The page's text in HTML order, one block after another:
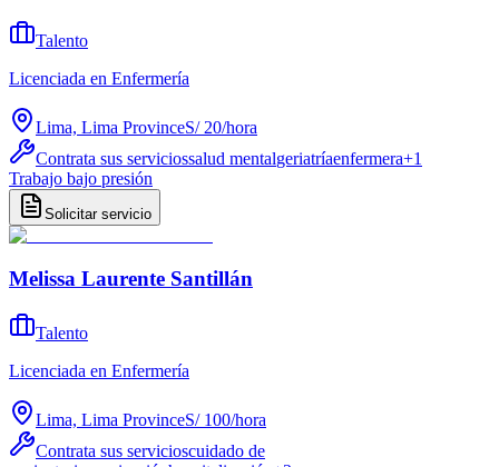
Talento
Licenciada en Enfermería
Lima, Lima ProvinceS/ 20/hora
Contrata sus serviciossalud mentalgeriatríaenfermera+1
Trabajo bajo presión
Solicitar servicio
Melissa Laurente Santillán
Talento
Licenciada en Enfermería
Lima, Lima ProvinceS/ 100/hora
Contrata sus servicioscuidado de